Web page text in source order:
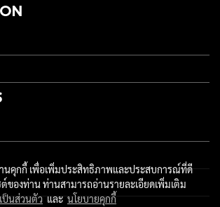
านคุกกี้ เพื่อเพิ่มประสิทธิภาพและประสบการณ์ที่ดี
ต์ของท่าน ท่านสามารถอ่านรายละเอียดเพิ่มเติม
ป็นส่วนตัวและนโยบายคุกกี้